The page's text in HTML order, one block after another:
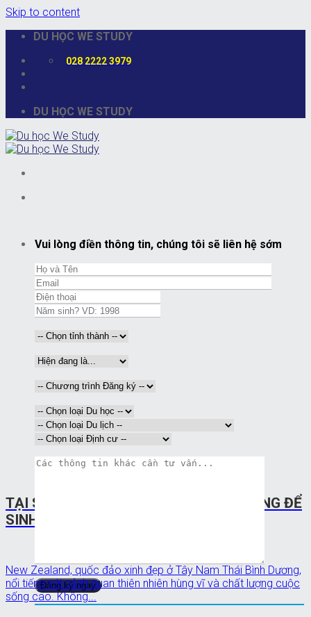
Skip to content
DU HỌC WE STUDY
028 2222 3979
DU HỌC WE STUDY
Vui lòng điền thông tin, chúng tôi sẽ liên hệ sớm
TẠI SAO NEW ZEALAND LÀ NƠI LÝ TƯỞNG ĐỂ
SINH SỐNG VÀ LÀM VIỆC?
New Zealand, quốc đảo xinh đẹp ở Tây Nam Thái Bình Dương,
nổi tiếng với cảnh quan thiên nhiên hùng vĩ và chất lượng cuộc
sống cao. Không...